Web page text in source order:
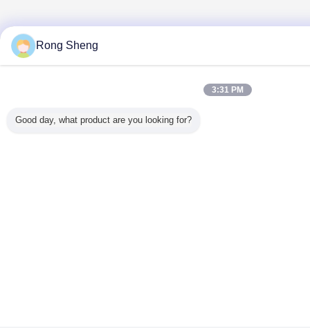
Rong Sheng
3:31 PM
Good day, what product are you looking for?